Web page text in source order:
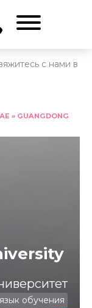
с нами в
» GUANGDONG
язык обучения